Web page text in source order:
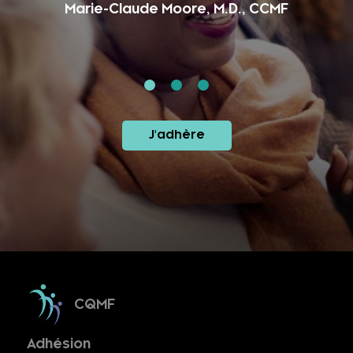
Marie-Claude Moore, M.D., CCMF
J'adhère
CQMF
Adhésion